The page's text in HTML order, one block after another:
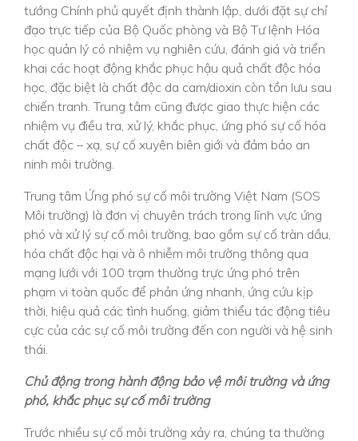
tướng Chính phủ quyết định thành lập, dưới đặt sự chỉ
đạo trực tiếp của Bộ Quốc phòng và Bộ Tư lệnh Hóa
học quản lý có nhiệm vụ nghiên cứu, đánh giá và triển
khai các hoạt động khắc phục hậu quả chất độc hóa
học, đặc biệt là chất độc da cam/dioxin còn tồn lưu sau
chiến tranh. Trung tâm cũng được giao thực hiện các
nhiệm vụ điều tra, xử lý, khắc phục, ứng phó sự cố hóa
chất độc – xạ, sự cố xuyên biên giới và đảm bảo an
ninh môi trường.
Trung tâm Ứng phó sự cố môi trường Việt Nam (SOS
Môi trường) là đơn vị chuyên trách trong lĩnh vực ứng
phó và xử lý sự cố môi trường, bao gồm sự cố tràn dầu,
hóa chất độc hại và ô nhiễm môi trường thông qua
mạng lưới với 100 trạm thường trực ứng phó trên
phạm vi toàn quốc để phản ứng nhanh, ứng cứu kịp
thời, hiệu quả các tình huống, giảm thiểu tác động tiêu
cực của các sự cố môi trường đến con người và hệ sinh
thái.
Chủ động trong hành động bảo vệ môi trường và ứng
phó, khắc phục sự cố môi trường
Trước nhiều sự cố môi trường xảy ra, chúng ta thường